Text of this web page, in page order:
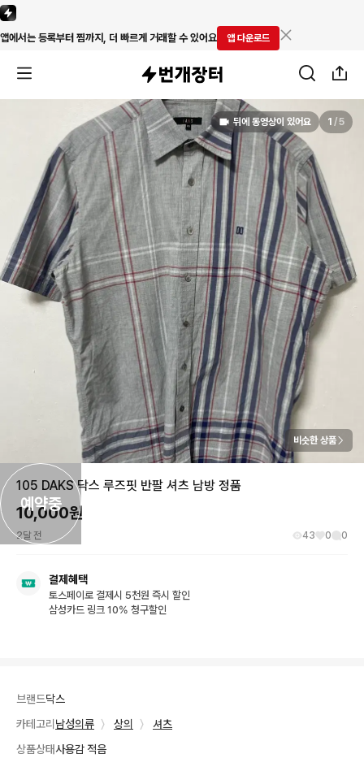
앱에서는 등록부터 찜까지, 더 빠르게 거래할 수 있어요 앱 다운로드
예약중
뒤에 동영상이 있어요 1 /5
비슷한 상품
105 DAKS 닥스 루즈핏 반팔 셔츠 남방 정품
10,000원
2달 전 43 0 0
결제혜택
토스페이로 결제시 5천원 즉시 할인
삼성카드 링크 10% 청구할인
브랜드닥스
카테고리 남성의류 〉 상의 〉
셔츠
상품상태사용감 적음